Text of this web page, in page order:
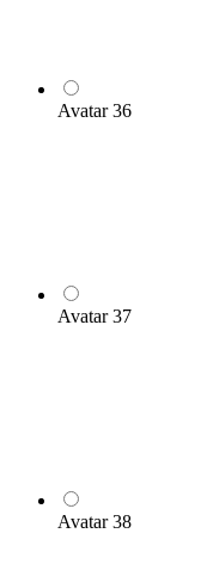
Avatar 36
Avatar 37
Avatar 38